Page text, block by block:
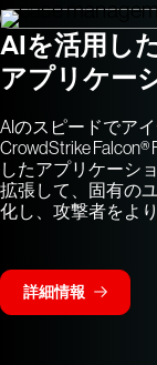
AIを活用し
アプリケー
AIのスピードでア
CrowdStrike
したアプリケーシ
拡張して、固有の
化し、攻撃者をよ
詳細情報